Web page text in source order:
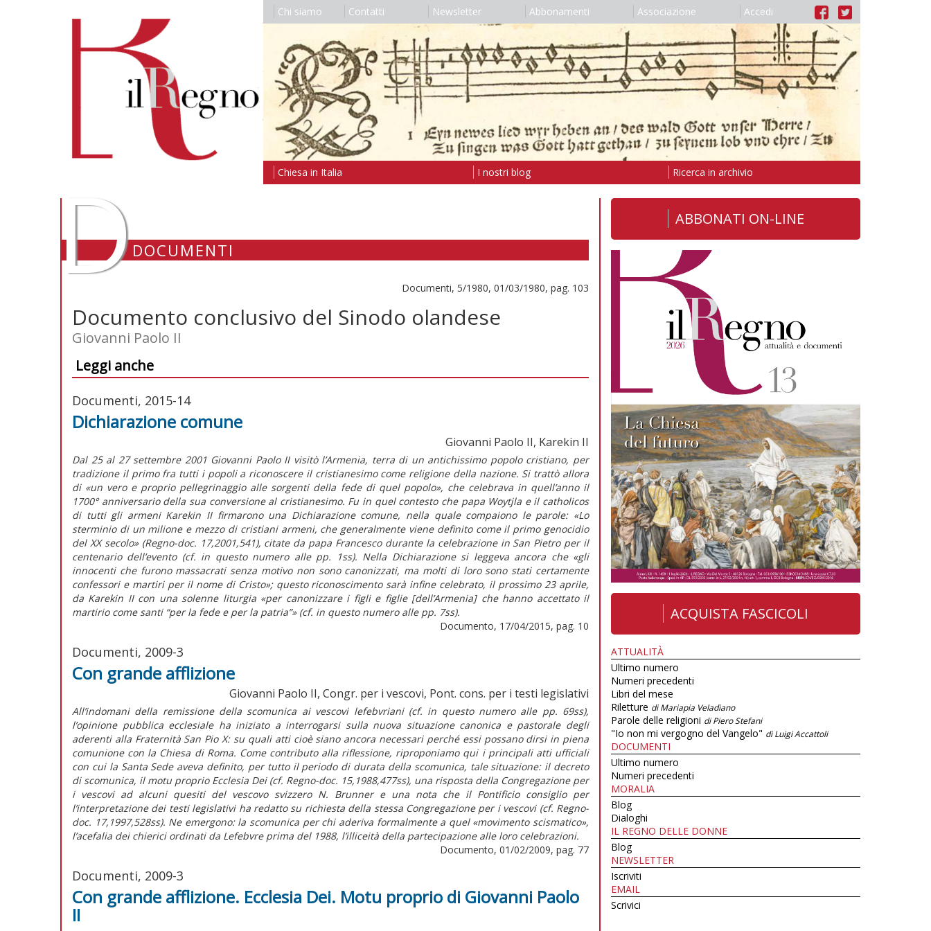
Chi siamo Contatti Newsletter Abbonamenti Associazione Accedi
Chiesa in Italia I nostri blog Ricerca in archivio
DDOCUMENTI
Documenti, 5/1980, 01/03/1980, pag. 103
Documento conclusivo del Sinodo olandese
Giovanni Paolo II
Leggi anche
Documenti, 2015-14
Dichiarazione comune
Giovanni Paolo II, Karekin II
Dal 25 al 27 settembre 2001 Giovanni Paolo II visitò l’Armenia, terra di un antichissimo popolo cristiano, per
tradizione il primo fra tutti i popoli a riconoscere il cristianesimo come religione della nazione. Si trattò allora
di «un vero e proprio pellegrinaggio alle sorgenti della fede di quel popolo», che celebrava in quell’anno il
1700° anniversario della sua conversione al cristianesimo. Fu in quel contesto che papa Woytjla e il catholicos
di tutti gli armeni Karekin II firmarono una Dichiarazione comune, nella quale compaiono le parole: «Lo
sterminio di un milione e mezzo di cristiani armeni, che generalmente viene definito come il primo genocidio
del XX secolo» (Regno-doc. 17,2001,541), citate da papa Francesco durante la celebrazione in San Pietro per il
centenario dell’evento (cf. in questo numero alle pp. 1ss). Nella Dichiarazione si leggeva ancora che «gli
innocenti che furono massacrati senza motivo non sono canonizzati, ma molti di loro sono stati certamente
confessori e martiri per il nome di Cristo»; questo riconoscimento sarà infine celebrato, il prossimo 23 aprile,
da Karekin II con una solenne liturgia «per canonizzare i figli e figlie [dell’Armenia] che hanno accettato il
martirio come santi “per la fede e per la patria”» (cf. in questo numero alle pp. 7ss).
Documento, 17/04/2015, pag. 10
Documenti, 2009-3
Con grande afflizione
Giovanni Paolo II, Congr. per i vescovi, Pont. cons. per i testi legislativi
All’indomani della remissione della scomunica ai vescovi lefebvriani (cf. in questo numero alle pp. 69ss),
l’opinione pubblica ecclesiale ha iniziato a interrogarsi sulla nuova situazione canonica e pastorale degli
aderenti alla Fraternità San Pio X: su quali atti cioè siano ancora necessari perché essi possano dirsi in piena
comunione con la Chiesa di Roma. Come contributo alla riflessione, riproponiamo qui i principali atti ufficiali
con cui la Santa Sede aveva definito, per tutto il periodo di durata della scomunica, tale situazione: il decreto
di scomunica, il motu proprio Ecclesia Dei (cf. Regno-doc. 15,1988,477ss), una risposta della Congregazione per
i vescovi ad alcuni quesiti del vescovo svizzero N. Brunner e una nota che il Pontificio consiglio per
l’interpretazione dei testi legislativi ha redatto su richiesta della stessa Congregazione per i vescovi (cf. Regno-
doc. 17,1997,528ss). Ne emergono: la scomunica per chi aderiva formalmente a quel «movimento scismatico»,
l’acefalia dei chierici ordinati da Lefebvre prima del 1988, l’illiceità della partecipazione alle loro celebrazioni.
Documento, 01/02/2009, pag. 77
Documenti, 2009-3
Con grande afflizione. Ecclesia Dei. Motu proprio di Giovanni Paolo
II
ABBONATI ON-LINE
ACQUISTA FASCICOLI
ATTUALITÀ
Ultimo numero
Numeri precedenti
Libri del mese
Riletture di Mariapia Veladiano
Parole delle religioni di Piero Stefani
"Io non mi vergogno del Vangelo" di Luigi Accattoli
DOCUMENTI
Ultimo numero
Numeri precedenti
MORALIA
Blog
Dialoghi
IL REGNO DELLE DONNE
Blog
NEWSLETTER
Iscriviti
EMAIL
Scrivici